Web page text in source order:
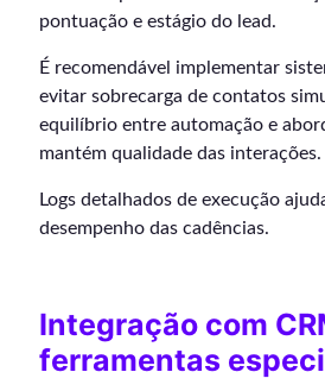
pontuação e estágio do lead.
É recomendável implementar
evitar sobrecarga de contatos
equilíbrio entre automação e
mantém qualidade das interações.
Logs detalhados de execução
desempenho das cadências.
Integração com
ferramentas